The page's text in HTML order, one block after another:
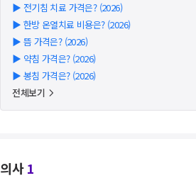
▶ 전기침 치료 가격은? (2026)
▶ 한방 온열치료 비용은? (2026)
▶ 뜸 가격은? (2026)
▶ 약침 가격은? (2026)
▶ 봉침 가격은? (2026)
전체보기
의사1